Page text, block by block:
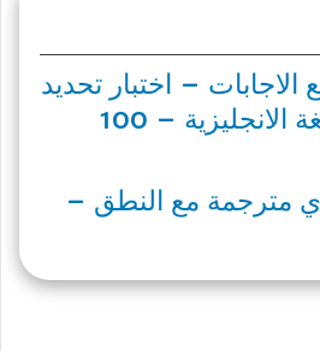
الاجابات – اختبار تحديد
المستوى في اللغة الانجليزية – 100
مترجمة مع النطق –